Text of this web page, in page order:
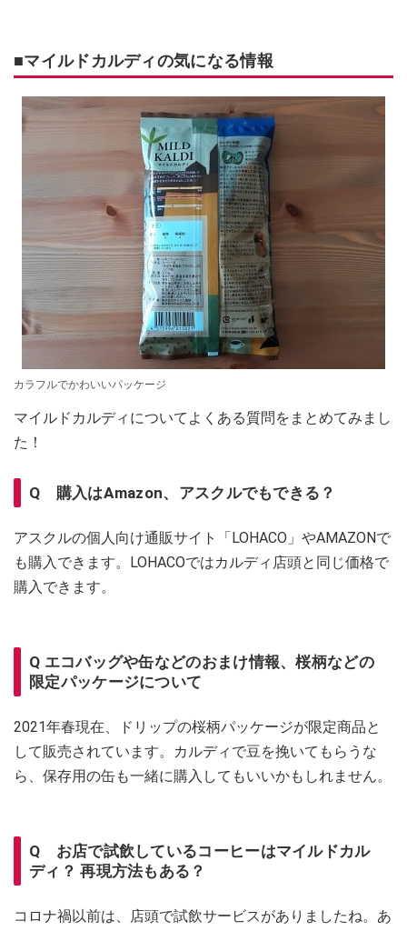
■マイルドカルディの気になる情報
カラフルでかわいいパッケージ
マイルドカルディについてよくある質問をまとめてみまし
た！
Q 購入はAmazon、アスクルでもできる？
アスクルの個人向け通販サイト「LOHACO」やAMAZONで
も購入できます。LOHACOではカルディ店頭と同じ価格で
購入できます。
Q エコバッグや缶などのおまけ情報、桜柄などの
限定パッケージについて
2021年春現在、ドリップの桜柄パッケージが限定商品と
して販売されています。カルディで豆を挽いてもらうな
ら、保存用の缶も一緒に購入してもいいかもしれません。
Q お店で試飲しているコーヒーはマイルドカル
ディ？ 再現方法もある？
コロナ禍以前は、店頭で試飲サービスがありましたね。あ